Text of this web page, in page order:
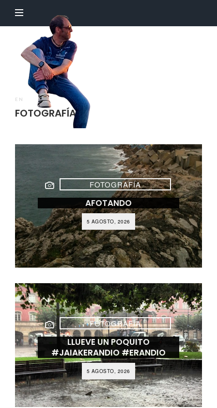
Profesor
EN
FOTOGRAFÍA
FOTOGRAFÍA
AFOTANDO
5 AGOSTO, 2026
FOTOGRAFÍA
LLUEVE UN POQUITO
#JAIAKERANDIO #ERANDIO
5 AGOSTO, 2026